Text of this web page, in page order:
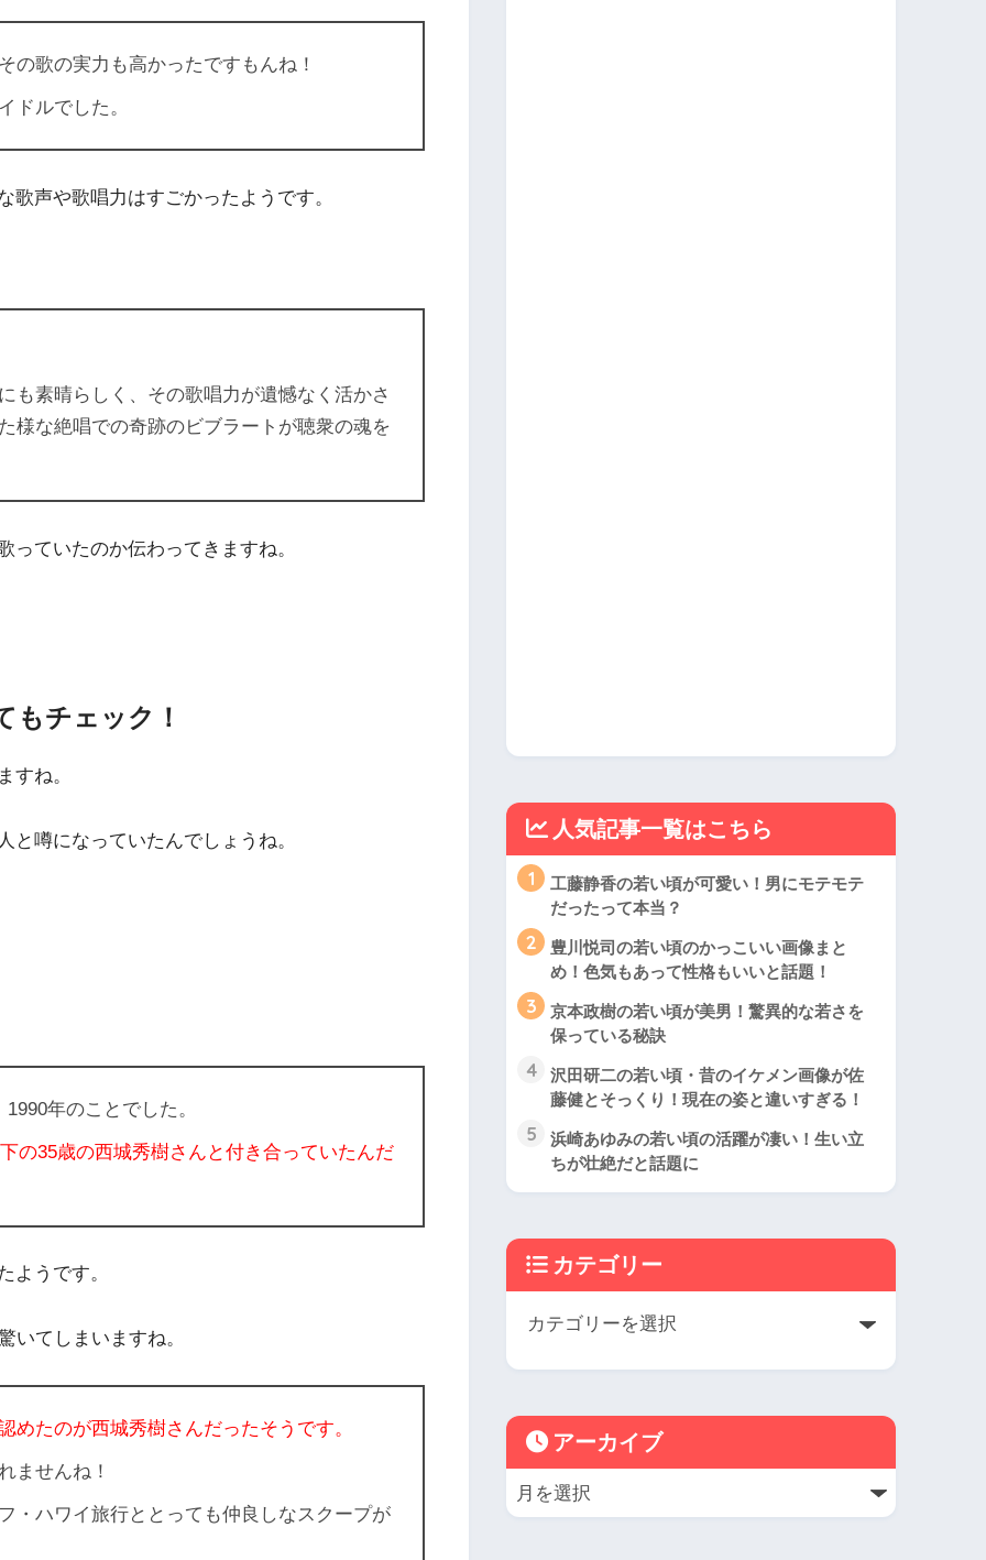
の歌の実力も高かったですもんね！
ドルでした。
声や歌唱力はすごかったようです。
も素晴らしく、その歌唱力が遺憾なく活かさ
様な絶唱での奇跡のビブラートが聴衆の魂を
ていたのか伝わってきますね。
もチェック！
すね。
噂になっていたんでしょうね。
年のことでした。
の35歳の西城秀樹さんと付き合っていたんだ
ようです。
いてしまいますね。
めたのが西城秀樹さんだったそうです。
ませんね！
・ハワイ旅行ととっても仲良しなスクープが
人気記事一覧はこちら
1
工藤静香の若い頃が可愛い！男にモテモテ
だったって本当？
2
豊川悦司の若い頃のかっこいい画像まと
め！色気もあって性格もいいと話題！
3
京本政樹の若い頃が美男！驚異的な若さを
保っている秘訣
4
沢田研二の若い頃・昔のイケメン画像が佐
藤健とそっくり！現在の姿と違いすぎる！
5
浜崎あゆみの若い頃の活躍が凄い！生い立
ちが壮絶だと話題に
カテゴリー
アーカイブ